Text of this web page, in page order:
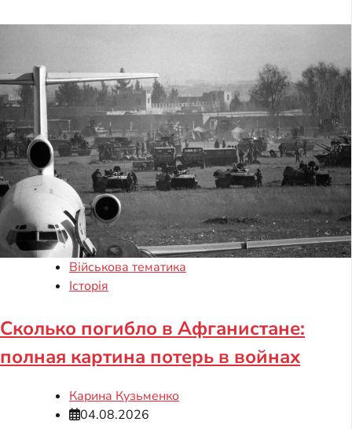
Військова тематика
Історія
Сколько погибло в Афганистане:
полная картина потерь в войнах
Карина Кузьменко
04.08.2026